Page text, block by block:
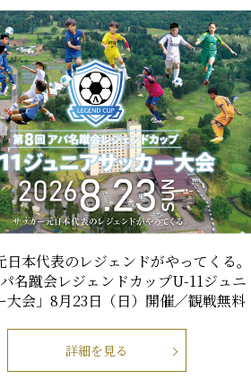
本代表のレジェンドがやってくる。
パ名蹴会レジェンドカップU-11ジュニ
大会」8月23日（日）開催／観戦無料
詳細を見る